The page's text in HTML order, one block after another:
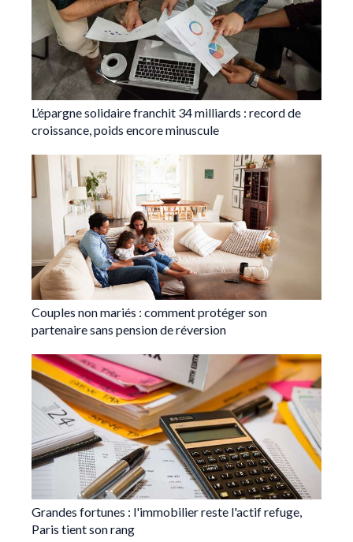
L’épargne solidaire franchit 34 milliards : record de
croissance, poids encore minuscule
Couples non mariés : comment protéger son
partenaire sans pension de réversion
Grandes fortunes : l'immobilier reste l'actif refuge,
Paris tient son rang